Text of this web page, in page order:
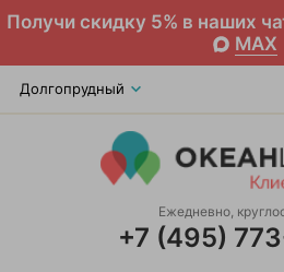
Получи скидку 5% в наших
MAX
Долгопрудный
Ежедневно,
+7 (495)